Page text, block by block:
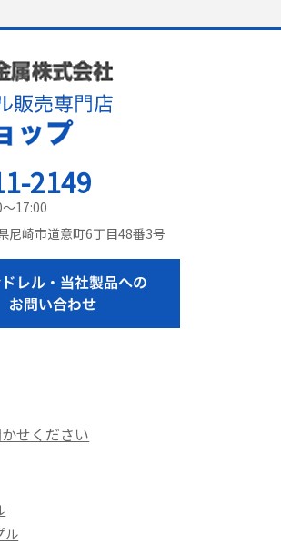
2149
17:00
崎市道意町6丁目48番3号
せください
ル